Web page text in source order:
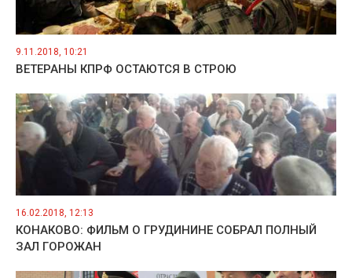
9.11.2018, 10:21
ВЕТЕРАНЫ КПРФ ОСТАЮТСЯ В СТРОЮ
16.02.2018, 12:13
КОНАКОВО: ФИЛЬМ О ГРУДИНИНЕ СОБРАЛ ПОЛНЫЙ
ЗАЛ ГОРОЖАН